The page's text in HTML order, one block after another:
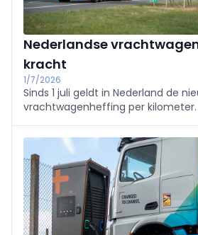
Nederlandse
kracht
1/7/2026
Sinds 1 juli geldt in Nederland de
vrachtwagenheffing per
het verplichte tolkastje, het
tickets en de beperkte